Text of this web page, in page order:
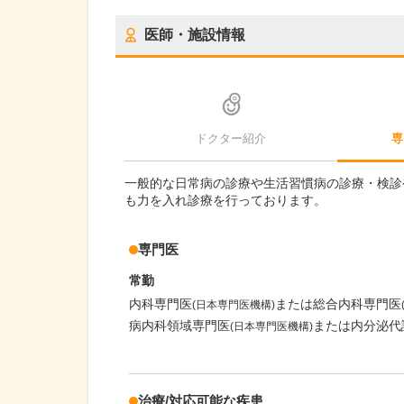
医師・施設情報
ドクター紹介
一般的な日常病の診療や生活習慣病の診療・検
も力を入れ診療を行っております。
専門医
常勤
内科専門医(日本専門医機構) または総合内科専門医
病内科領域専門医(日本専門医機構) または内分泌
治療/対応可能な疾患